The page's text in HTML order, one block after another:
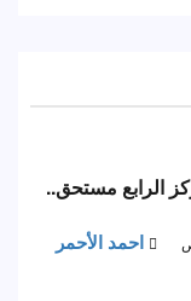
الرابع مستحق..
احمد الأحمر